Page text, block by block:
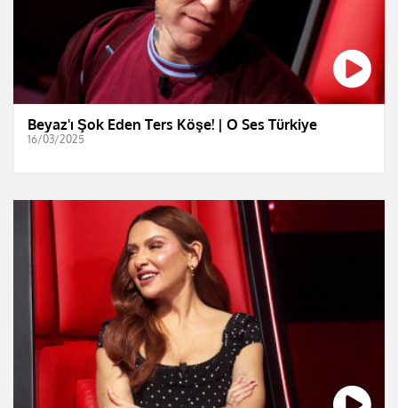
Beyaz'ı Şok Eden Ters Köşe! | O Ses Türkiye
16/03/2025